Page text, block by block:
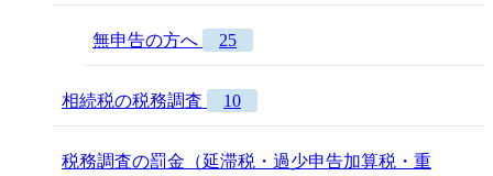
無申告の方へ 25
相続税の税務調査 10
税務調査の罰金（延滞税・過少申告加算税・重